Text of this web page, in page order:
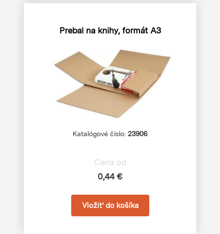
Prebal na knihy, formát A3
Katalógové číslo: 23906
Cena od
0,44 €